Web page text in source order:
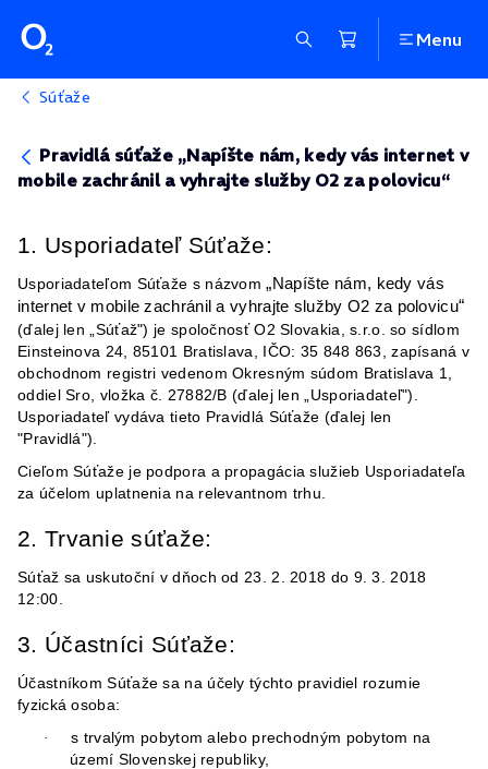
Menu
Súťaže
Pravidlá súťaže „Napíšte nám, kedy vás internet v
mobile zachránil a vyhrajte služby O2 za polovicu“
1. Usporiadateľ Súťaže:
Usporiadateľom Súťaže s názvom„Napíšte nám, kedy vás
internet v mobile zachránil a vyhrajte služby O2 za polovicu“
(ďalej len „Súťaž") je spoločnosť O2 Slovakia, s.r.o. so sídlom
Einsteinova 24, 85101 Bratislava, IČO: 35 848 863, zapísaná v
obchodnom registri vedenom Okresným súdom Bratislava 1,
oddiel Sro, vložka č. 27882/B (ďalej len „Usporiadateľ").
Usporiadateľ vydáva tieto Pravidlá Súťaže (ďalej len
"Pravidlá").
Cieľom Súťaže je podpora a propagácia služieb Usporiadateľa
za účelom uplatnenia na relevantnom trhu.
2. Trvanie súťaže:
Súťaž sa uskutoční v dňoch od 23. 2. 2018 do 9. 3. 2018
12:00.
3. Účastníci Súťaže:
Účastníkom Súťaže sa na účely týchto pravidiel rozumie
fyzická osoba:
·
s trvalým pobytom alebo prechodným pobytom na
území Slovenskej republiky,